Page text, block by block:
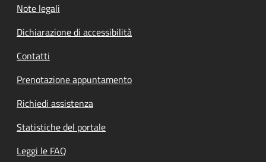
Note legali
Dichiarazione di accessibilità
Contatti
Prenotazione appuntamento
Richiedi assistenza
Statistiche del portale
Leggi le FAQ